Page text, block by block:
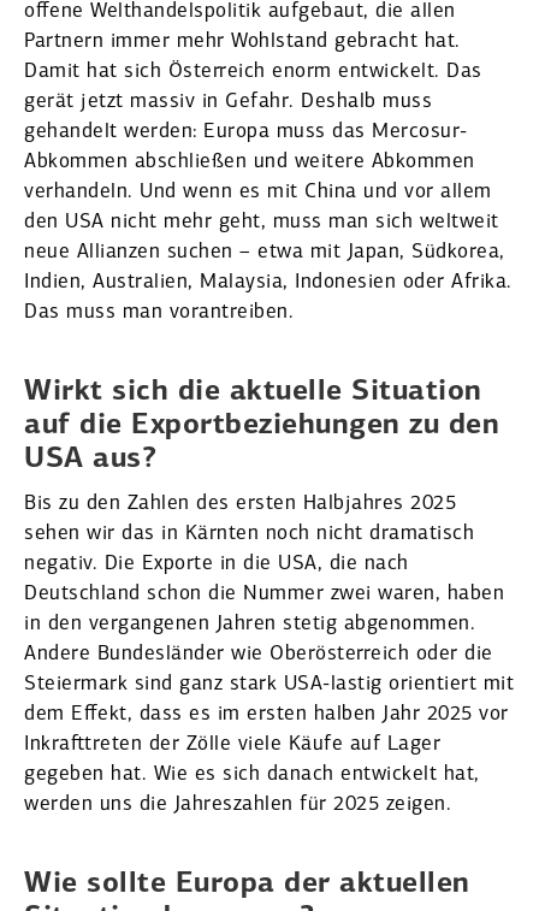
offene Welthan­dels­po­litik aufgebaut, die allen
Partnern immer mehr Wohlstand gebracht hat.
Damit hat sich Öster­reich enorm entwi­ckelt. Das
gerät jetzt massiv in Gefahr. Deshalb muss
gehandelt werden: Europa muss das Mercosur-
Abkommen abschließen und weitere Abkommen
verhandeln. Und wenn es mit China und vor allem
den USA nicht mehr geht, muss man sich weltweit
neue Allianzen suchen – etwa mit Japan, Südkorea,
Indien, Australien, Malaysia, Indonesien oder Afrika.
Das muss man voran­treiben.
Wirkt sich die aktuelle Situation
auf die Export­be­zie­hungen zu den
USA aus?
Bis zu den Zahlen des ersten Halbjahres 2025
sehen wir das in Kärnten noch nicht drama­tisch
negativ. Die Exporte in die USA, die nach
Deutschland schon die Nummer zwei waren, haben
in den vergan­genen Jahren stetig abgenommen.
Andere Bundes­länder wie Oberös­ter­reich oder die
Steiermark sind ganz stark USA-lastig orien­tiert mit
dem Effekt, dass es im ersten halben Jahr 2025 vor
Inkraft­treten der Zölle viele Käufe auf Lager
gegeben hat. Wie es sich danach entwi­ckelt hat,
werden uns die Jahres­zahlen für 2025 zeigen.
Wie sollte Europa der aktuellen